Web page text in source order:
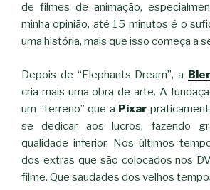
de filmes de animação,
minha opinião, até 15 minutos é o
uma história, mais que isso começa a
Depois de “Elephants Dream”, a
cria mais uma obra de arte. A
um “terreno” que a Pixar
se dedicar aos lucros, fazendo
qualidade inferior. Nos últimos
dos extras que são colocados nos
filme. Que saudades dos velhos